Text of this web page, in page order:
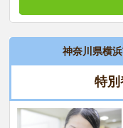
神奈川県横
特別